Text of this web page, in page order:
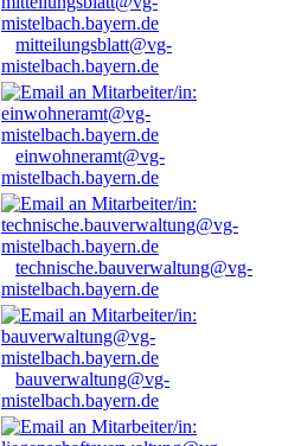
mitteilungsblatt@vg-
mistelbach.bayern.de
einwohneramt@vg-
mistelbach.bayern.de
technische.bauverwaltung@vg-
mistelbach.bayern.de
bauverwaltung@vg-
mistelbach.bayern.de